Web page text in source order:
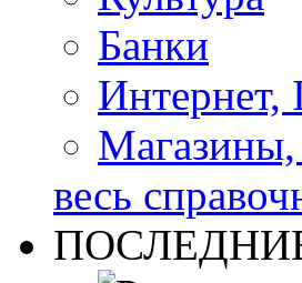
Банки
Интернет,
Магазины,
весь